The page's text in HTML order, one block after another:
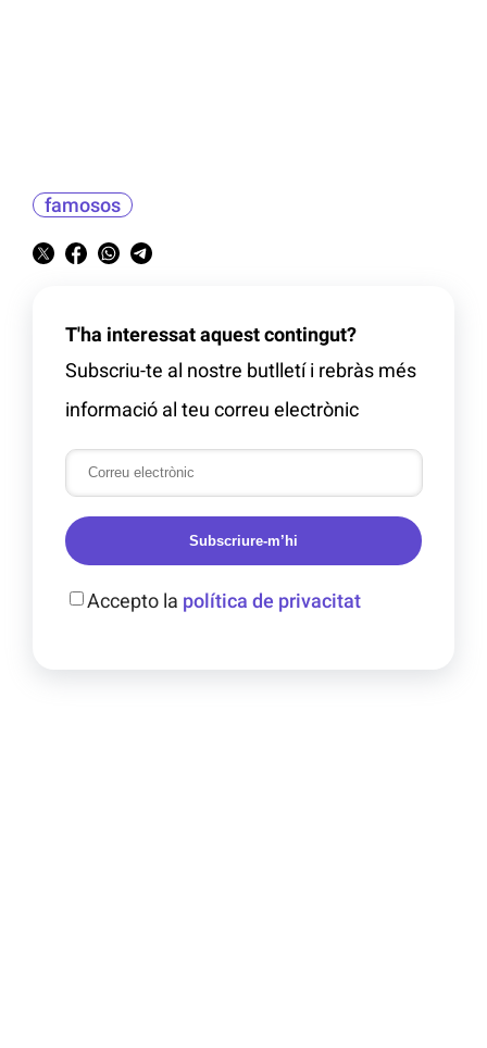
famosos
T'ha interessat aquest contingut?
Subscriu-te al nostre butlletí i rebràs més
informació al teu correu electrònic
Subscriure-m’hi
Accepto la política de privacitat